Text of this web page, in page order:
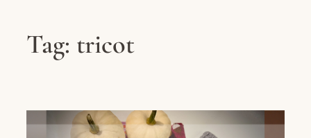
Tag: tricot